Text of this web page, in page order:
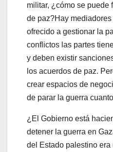
militar, ¿cómo se puede
de paz?Hay
ofrecido a gestionar la
conflictos las partes
y deben existir
los acuerdos de paz.
crear espacios de
de parar la guerra
¿El Gobierno está
detener la guerra en
del Estado palestino era